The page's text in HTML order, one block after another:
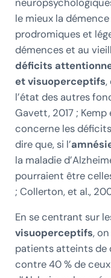
le mieux la
prodromiques et
démences et au
déficits
et visuoperceptifs,
l’état des autres
Gavett, 2017 ; Kemp
concerne les
dire que, si l’
la maladie
pourraient être
; Collerton, et al.,
En se centrant sur
visuoperceptifs,
patients atteints de
contre 40 % de